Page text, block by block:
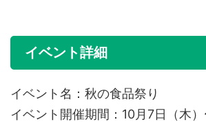
イベント詳細
イベント名：秋の食品祭り
イベント開催期間：10月7日（木）